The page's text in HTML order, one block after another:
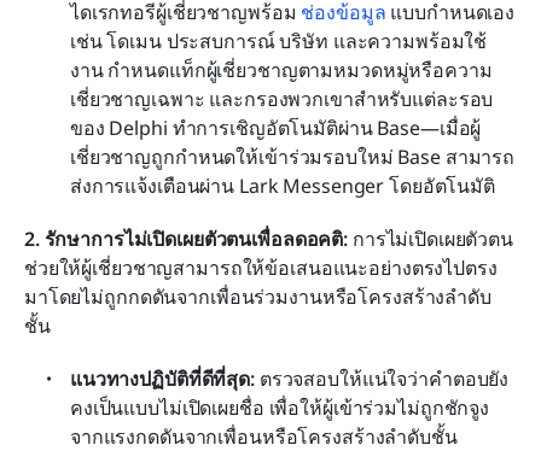
ไดเรกทอรีผู้เชี่ยวชาญพร้อม ช่องข้อมูล แบบกำหนดเอง
เช่น โดเมน ประสบการณ์ บริษัท และความพร้อมใช้
งาน กำหนดแท็กผู้เชี่ยวชาญตามหมวดหมู่หรือความ
เชี่ยวชาญเฉพาะ และกรองพวกเขาสำหรับแต่ละรอบ
ของ Delphi ทำการเชิญอัตโนมัติผ่าน Base—เมื่อผู้
เชี่ยวชาญถูกกำหนดให้เข้าร่วมรอบใหม่ Base สามารถ
ส่งการแจ้งเตือนผ่าน Lark Messenger โดยอัตโนมัติ
2. รักษาการไม่เปิดเผยตัวตนเพื่อลดอคติ: การไม่เปิดเผยตัวตน
ช่วยให้ผู้เชี่ยวชาญสามารถให้ข้อเสนอแนะอย่างตรงไปตรง
มาโดยไม่ถูกกดดันจากเพื่อนร่วมงานหรือโครงสร้างลำดับ
ชั้น
แนวทางปฏิบัติที่ดีที่สุด: ตรวจสอบให้แน่ใจว่าคำตอบยัง
คงเป็นแบบไม่เปิดเผยชื่อ เพื่อให้ผู้เข้าร่วมไม่ถูกชักจูง
จากแรงกดดันจากเพื่อนหรือโครงสร้างลำดับชั้น